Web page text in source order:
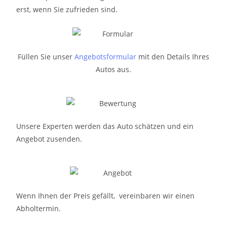
erst, wenn Sie zufrieden sind.
Füllen Sie unser Angebotsformular mit den Details Ihres
Autos aus.
Unsere Experten werden das Auto schätzen und ein
Angebot zusenden.
Wenn Ihnen der Preis gefällt, vereinbaren wir einen
Abholtermin.